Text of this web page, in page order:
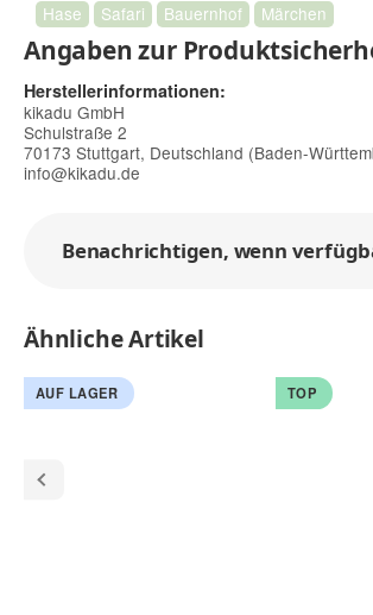
Hase
Safari Bauernhof Märchen
Angaben zur
Herstellerinformationen:
kikadu GmbH
Schulstraße 2
70173 Stuttgart, Deutschland (Baden-
info@kikadu.de
Benachrichtigen, wenn
Ähnliche Artikel
AUF LAGER TOP